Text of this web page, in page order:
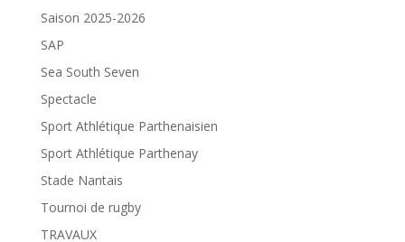
Saison 2025-2026
SAP
Sea South Seven
Spectacle
Sport Athlétique Parthenaisien
Sport Athlétique Parthenay
Stade Nantais
Tournoi de rugby
TRAVAUX